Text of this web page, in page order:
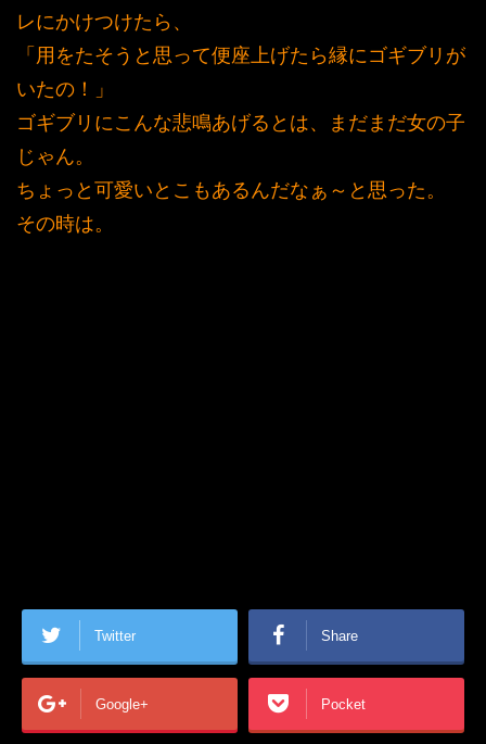
レにかけつけたら、
「用をたそうと思って便座上げたら縁にゴギブリが
いたの！」
ゴギブリにこんな悲鳴あげるとは、まだまだ女の子
じゃん。
ちょっと可愛いとこもあるんだなぁ～と思った。
その時は。
Twitter Share
Google+ Pocket